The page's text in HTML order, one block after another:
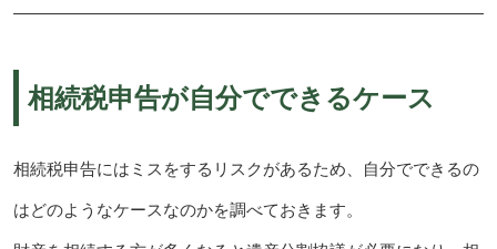
相続税申告が自分でできるケース
相続税申告にはミスをするリスクがあるため、自分でできるの
はどのようなケースなのかを調べておきます。